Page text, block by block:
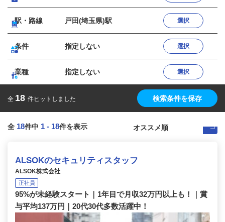
駅・路線 戸田(埼玉県)駅 選択
条件 指定しない 選択
業種 指定しない 選択
全 18 件ヒットしました 検索条件を保存
全 18件中 1 - 18件を表示
ALSOKのセキュリティスタッフ
ALSOK株式会社
正社員
95%が未経験スタート｜1年目で月収32万円以上も！｜賞
与平均137万円｜20代30代多数活躍中！